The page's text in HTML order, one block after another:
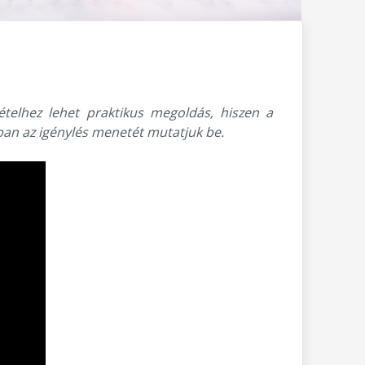
lehet praktikus megoldás, hiszen a
az igénylés menetét mutatjuk be.